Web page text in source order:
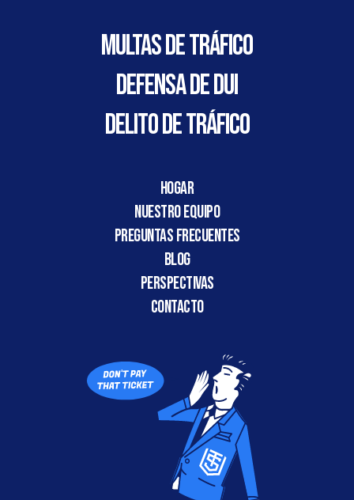
Multas de tráfico
DEFENSA DE DUI
DELITO DE TRÁFICO
HOGAR
Nuestro Equipo
Preguntas frecuentes
Blog
Perspectivas
CONTACTO